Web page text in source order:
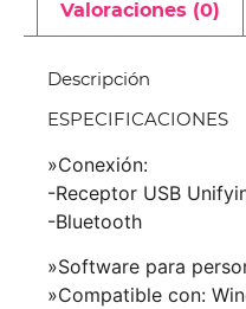
Valoraciones (0)
Descripción
ESPECIFICACIONES
»Conexión:
-Receptor USB
-Bluetooth
»Software para
»Compatible con: